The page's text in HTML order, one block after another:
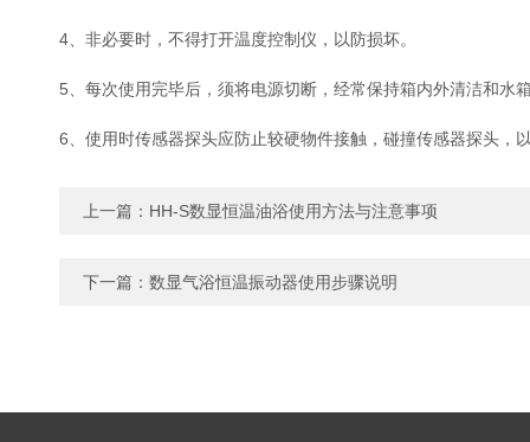
4、非必要时，不得打开温度控制仪，以防损坏。
5、每次使用完毕后，须将电源切断，经常保持箱内外清洁和水
6、使用时传感器探头应防止较硬物件接触，碰撞传感器探头，
上一篇： HH-S数显恒温油浴使用方法与注意事项
下一篇： 数显气浴恒温振动器使用步骤说明